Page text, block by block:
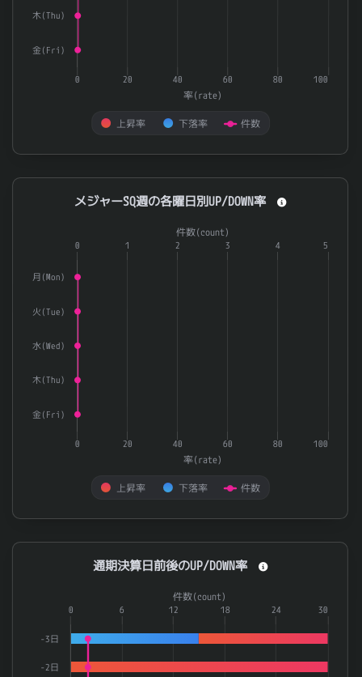
率(rate)
上昇率 下落率 件数
木(Thu)
金(Fri)
0 20 40 60 80 100
End of interactive chart.
メジャーSQ週の各曜日別UP/DOWN率
Combination chart with 3 data series.
The chart has 1 X axis displaying categories.
率(rate)
件数(count)
上昇率 下落率 件数
月(Mon)
火(Tue)
水(Wed)
木(Thu)
金(Fri)
0 20 40 60 80 100
0 1 2 3 4 5
メジャーSQ週の各曜日別UP/DOWN率
End of interactive chart.
通期決算日前後のUP/DOWN率
Combination chart with 3 data series.
The chart has 1 X axis displaying categories.
The chart has 2 Y axes displaying 率(rate) and 件数(count).
件数(count)
-3日
-2日
0 30
6 12 18 24
通期決算日前後のUP/DOWN率